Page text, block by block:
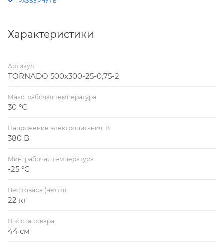
Характеристики
Артикул
TORNADO 500x300-25-0,75-2
Макс. рабочая температура
30 °С
Напряжение электропитания, В
380 В
Мин. рабочая температура
-25 °С
Вес товара (нетто)
22 кг
Высота товара
44 см